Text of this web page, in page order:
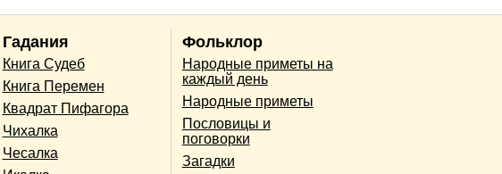
Гадания
Книга Судеб
Книга Перемен
Квадрат Пифагора
Чихалка
Чесалка
Фольклор
Народные приметы на
каждый день
Народные приметы
Пословицы и
поговорки
Загадки